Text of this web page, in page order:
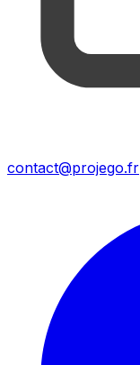
contact@projego.fr